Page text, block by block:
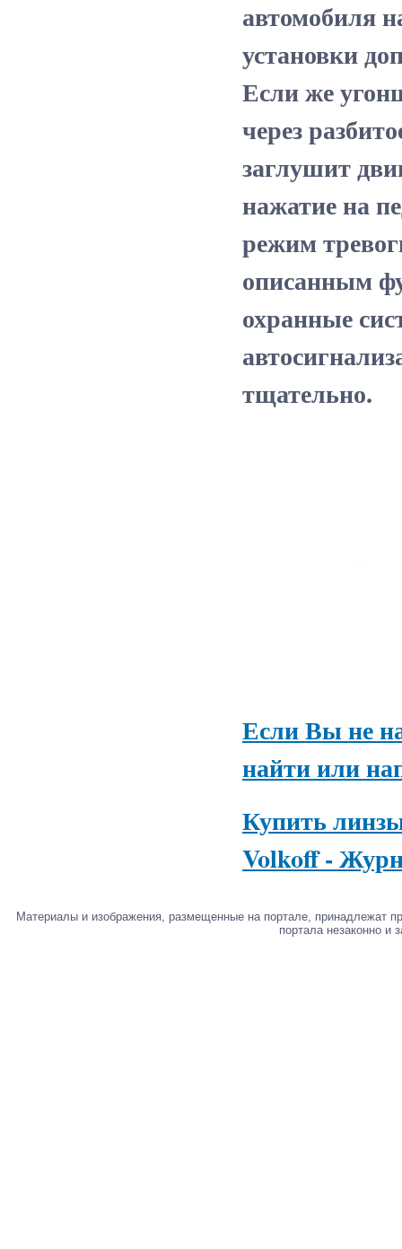
автомобиля
установки
Если же
через
заглушит
нажатие на
режим
описанным
охранные
тщательно.
Если Вы не
найти или
Купить
Volkoff -
Материалы и изображения, размещенные на портале, принадлежат
портала незаконно и